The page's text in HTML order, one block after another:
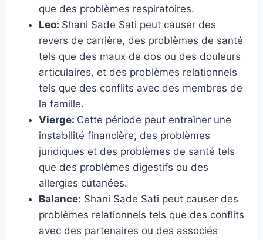
que des problèmes respiratoires.
Leo: Shani Sade Sati peut causer des
revers de carrière, des problèmes de santé
tels que des maux de dos ou des douleurs
articulaires, et des problèmes relationnels
tels que des conflits avec des membres de
la famille.
Vierge: Cette période peut entraîner une
instabilité financière, des problèmes
juridiques et des problèmes de santé tels
que des problèmes digestifs ou des
allergies cutanées.
Balance: Shani Sade Sati peut causer des
problèmes relationnels tels que des conflits
avec des partenaires ou des associés